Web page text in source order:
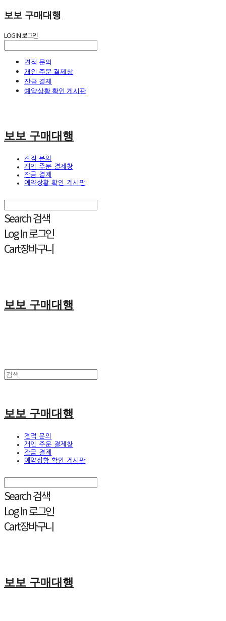
보보 구매대행
LOG IN로그인
견적 문의
개인 주문 결제창
잔금 결제
예약상황 확인 게시판
보보 구매대행
견적 문의
개인 주문 결제창
잔금 결제
예약상황 확인 게시판
Search검색
Log In로그인
Cart장바구니
보보 구매대행
보보 구매대행
견적 문의
개인 주문 결제창
잔금 결제
예약상황 확인 게시판
Search검색
Log In로그인
Cart장바구니
보보 구매대행